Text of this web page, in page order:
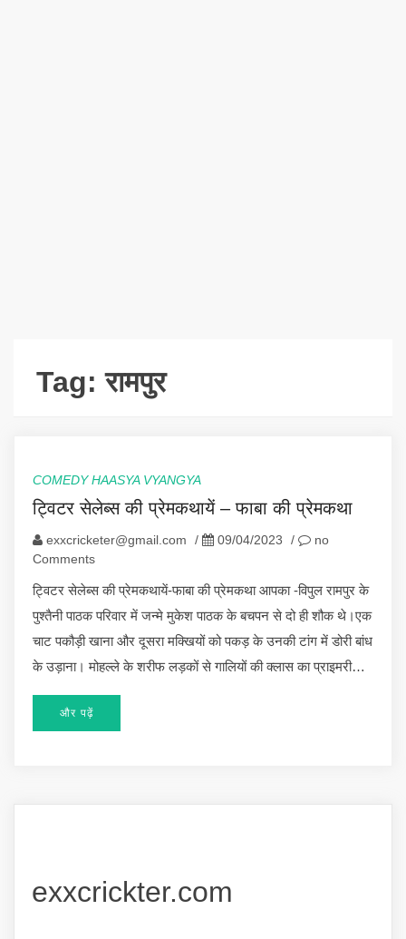
Tag:रामपुर
COMEDY HAASYA VYANGYA
ट्विटर सेलेब्स की प्रेमकथायें – फाबा की प्रेमकथा
exxcricketer@gmail.com / 09/04/2023 /
no
Comments
ट्विटर सेलेब्स की प्रेमकथायें-फाबा की प्रेमकथा आपका -विपुल रामपुर के
पुश्तैनी पाठक परिवार में जन्मे मुकेश पाठक के बचपन से दो ही शौक थे।एक
चाट पकौड़ी खाना और दूसरा मक्खियों को पकड़ के उनकी टांग में डोरी बांध
के उड़ाना। मोहल्ले के शरीफ लड़कों से गालियों की क्लास का प्राइमरी…
और पढ़ें
exxcrickter.com